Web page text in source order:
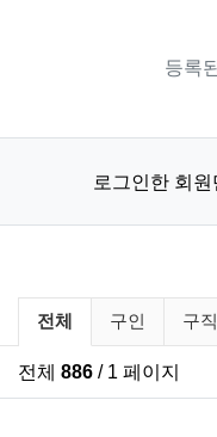
등록
로그인한 회
구인/구직 분류
전체 구인 구직
전체 886 / 1 페이지